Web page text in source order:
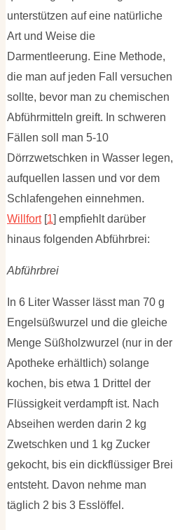
unterstützen auf eine natürliche
Art und Weise die
Darmentleerung. Eine Methode,
die man auf jeden Fall versuchen
sollte, bevor man zu chemischen
Abführmitteln greift. In schweren
Fällen soll man 5-10
Dörrzwetschken in Wasser legen,
aufquellen lassen und vor dem
Schlafengehen einnehmen.
Willfort[1] empfiehlt darüber
hinaus folgenden Abführbrei:
Abführbrei
In 6 Liter Wasser lässt man 70 g
Engelsüßwurzel und die gleiche
Menge Süßholzwurzel (nur in der
Apotheke erhältlich) solange
kochen, bis etwa 1 Drittel der
Flüssigkeit verdampft ist. Nach
Abseihen werden darin 2 kg
Zwetschken und 1 kg Zucker
gekocht, bis ein dickflüssiger Brei
entsteht. Davon nehme man
täglich 2 bis 3 Esslöffel.